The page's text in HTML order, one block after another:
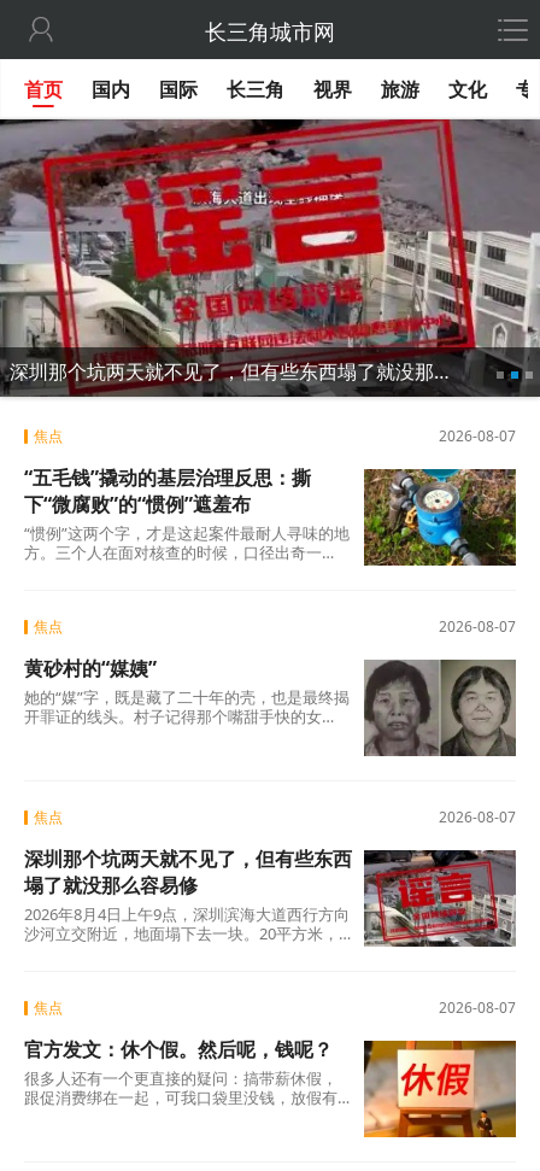
 长三角城市网
首页 国内 国际 长三角 视界 旅游 文化 专
深圳那个坑两天就不见了，但有些东西塌了就没那么容易修
2026-08-07
焦点
“五毛钱”撬动的基层治理反思：撕
下“微腐败”的“惯例”遮羞布
“惯例”这两个字，才是这起案件最耐人寻味的地
方。三个人在面对核查的时候，口径出奇一
议事程序、没有政策依据，仅凭几个人私下商
自欺欺人的“潜规则”。三人分工明确——每人负
责两根水管，各自收费、各自截留、余款入账
——分明是精心设计的利益勾兑，哪里有什
么“历来如此”的“惯例”?
2026-08-07
焦点
黄砂村的“媒姨”
她的“媒”字，既是藏了二十年的壳，也是最终揭
开罪证的线头。村子记得那个嘴甜手快的女
年。
2026-08-07
焦点
深圳那个坑两天就不见了，但有些东西
塌了就没那么容易修
2026年8月4日上午9点，深圳滨海大道西行方向
沙河立交附近，地面塌下去一块。20平方米，
2026-08-07
焦点
官方发文：休个假。然后呢，钱呢？
很多人还有一个更直接的疑问：搞带薪休假，
跟促消费绑在一起，可我口袋里没钱，放假有